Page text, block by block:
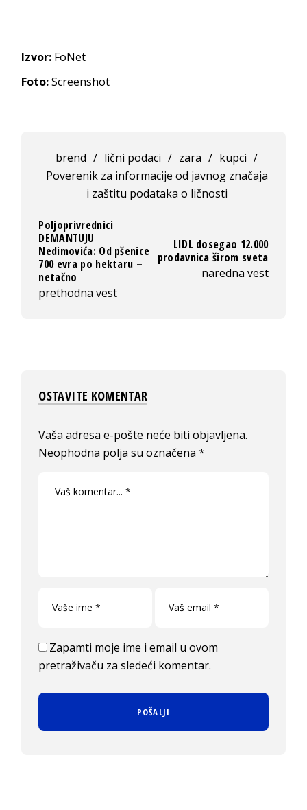
Izvor: FoNet
Foto:Screenshot
brend / lični podaci / zara / kupci /
Poverenik za informacije od javnog značaja
i zaštitu podataka o ličnosti
Poljoprivrednici
DEMANTUJU
Nedimovića: Od pšenice
700 evra po hektaru –
netačno
prethodna vest
LIDL dosegao 12.000
prodavnica širom sveta
naredna vest
OSTAVITE KOMENTAR
Vaša adresa e-pošte neće biti objavljena.
Neophodna polja su označena*
Zapamti moje ime i email u ovom
pretraživaču za sledeći komentar.